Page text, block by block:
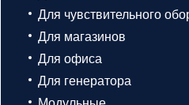
Для чувствительного
Для магазинов
Для офиса
Для генератора